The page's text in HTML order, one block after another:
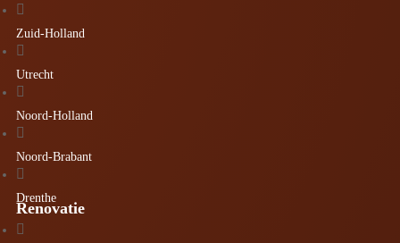

Zuid-Holland

Utrecht

Noord-Holland

Noord-Brabant

Drenthe
Renovatie
